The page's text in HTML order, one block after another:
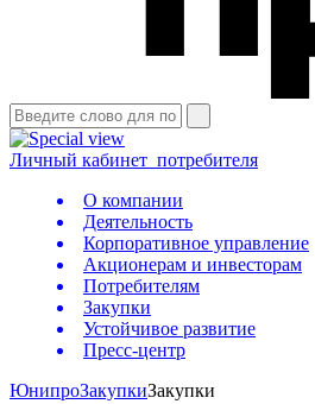
Личный кабинет потребителя
О компании
Деятельность
Корпоративное управление
Акционерам и инвесторам
Потребителям
Закупки
Устойчивое развитие
Пресс-центр
ЮнипроЗакупкиЗакупки